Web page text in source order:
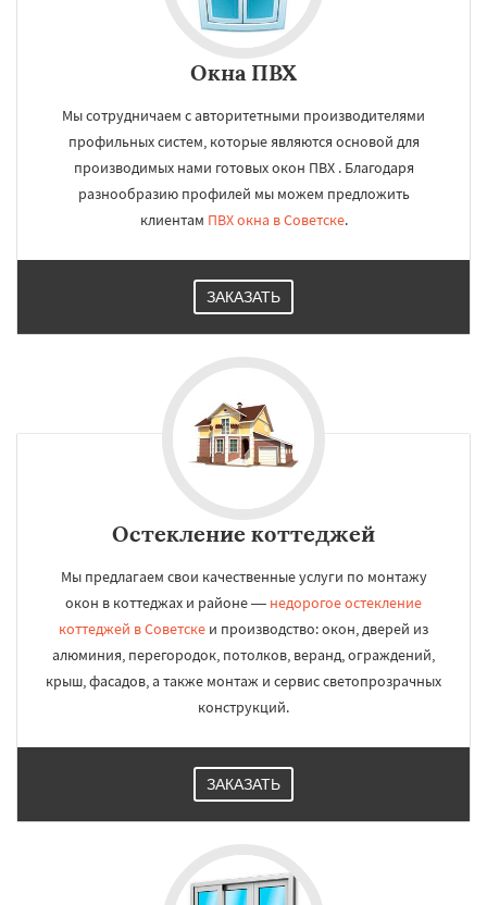
Окна ПВХ
Мы сотрудничаем с авторитетными производителями
профильных систем, которые являются основой для
производимых нами готовых окон ПВХ . Благодаря
разнообразию профилей мы можем предложить
клиентам ПВХ окна в Советске.
ЗАКАЗАТЬ
Остекление коттеджей
Мы предлагаем свои качественные услуги по монтажу
окон в коттеджах и районе — недорогое остекление
коттеджей в Советске и производство: окон, дверей из
алюминия, перегородок, потолков, веранд, ограждений,
крыш, фасадов, а также монтаж и сервис светопрозрачных
конструкций.
ЗАКАЗАТЬ